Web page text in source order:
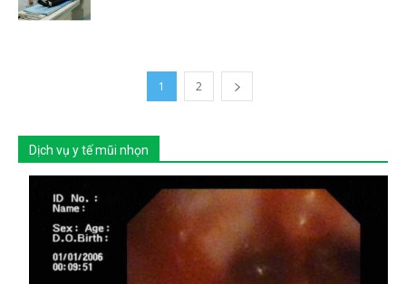
1 2
Dịch vụ y tế mũi nhọn